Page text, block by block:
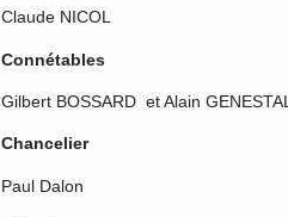
Claude NICOL
Connétables
Gilbert BOSSARD et Alain GENESTAL
Chancelier
Paul Dalon